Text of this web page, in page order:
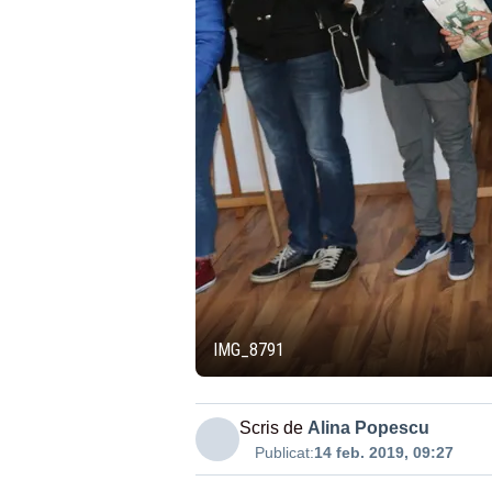
IMG_8791
Scris de Alina Popescu
Publicat:14 feb. 2019, 09:27